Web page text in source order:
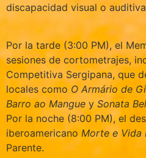
discapacidad visual o
Por la tarde (3:00 PM), el
sesiones de cortometrajes,
Competitiva Sergipana, que
locales como O Armário de
Barro ao Mangue y Sonata
Por la noche (8:00 PM), el
iberoamericano Morte e Vida
Parente.